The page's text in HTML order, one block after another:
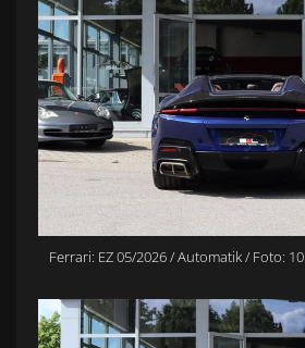
Ferrari: EZ 05/2026 / Automatik / Foto: 10